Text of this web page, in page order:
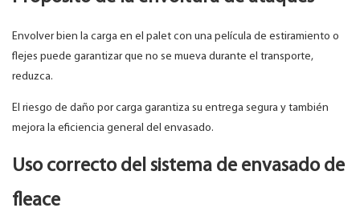
Envolver bien la carga en el palet con una película de estiramiento o
flejes puede garantizar que no se mueva durante el transporte,
reduzca.
El riesgo de daño por carga garantiza su entrega segura y también
mejora la eficiencia general del envasado.
Uso correcto del sistema de envasado de
fleace